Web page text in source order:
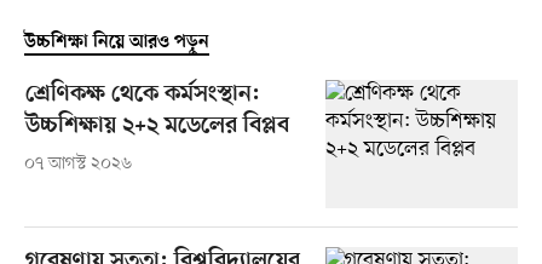
উচ্চশিক্ষা নিয়ে আরও পড়ুন
শ্রেণিকক্ষ থেকে কর্মসংস্থান:
উচ্চশিক্ষায় ২+২ মডেলের বিপ্লব
০৭ আগস্ট ২০২৬